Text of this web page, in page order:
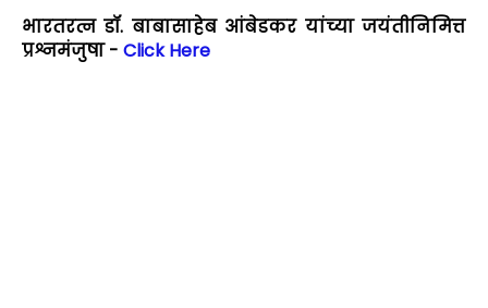
भारतरत्न डॉ. बाबासाहेब आंबेडकर यांच्या जयंतीनिमित्त
प्रश्नमंजुषा - Click Here